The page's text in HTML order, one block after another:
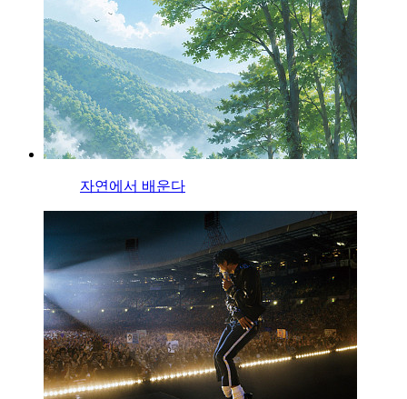
자연에서 배운다